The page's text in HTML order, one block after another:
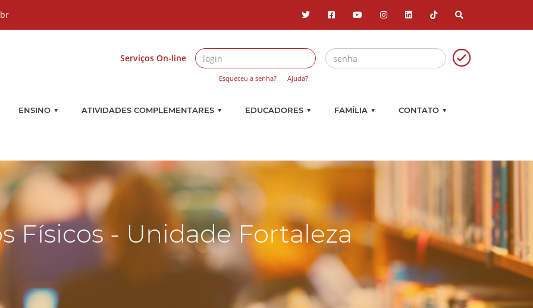
Serviços On-line
Esqueceu a senha? Ajuda?
ENSINO ▼ ATIVIDADES COMPLEMENTARES ▼ EDUCADORES ▼ FAMÍLIA ▼ CONTATO ▼
Físicos - Unidade Fortaleza